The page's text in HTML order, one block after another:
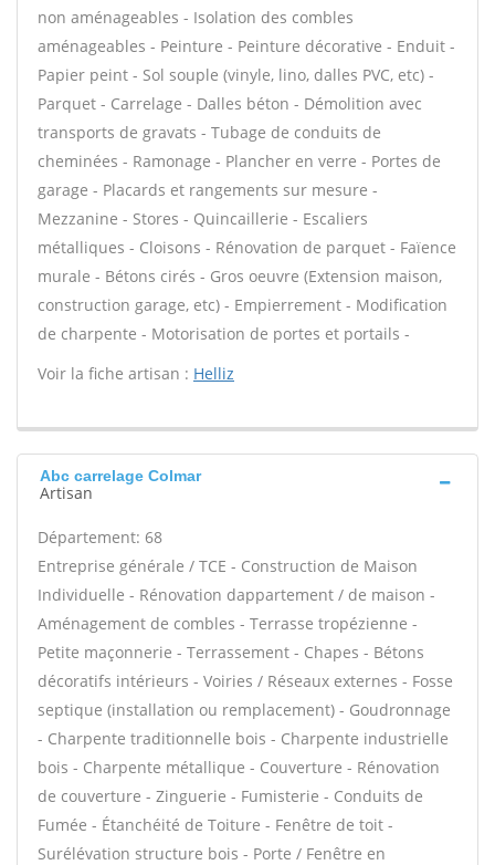
non aménageables - Isolation des combles
aménageables - Peinture - Peinture décorative - Enduit -
Papier peint - Sol souple (vinyle, lino, dalles PVC, etc) -
Parquet - Carrelage - Dalles béton - Démolition avec
transports de gravats - Tubage de conduits de
cheminées - Ramonage - Plancher en verre - Portes de
garage - Placards et rangements sur mesure -
Mezzanine - Stores - Quincaillerie - Escaliers
métalliques - Cloisons - Rénovation de parquet - Faïence
murale - Bétons cirés - Gros oeuvre (Extension maison,
construction garage, etc) - Empierrement - Modification
de charpente - Motorisation de portes et portails -
Voir la fiche artisan : Helliz
Abc carrelage Colmar
Artisan
Département: 68
Entreprise générale / TCE - Construction de Maison
Individuelle - Rénovation dappartement / de maison -
Aménagement de combles - Terrasse tropézienne -
Petite maçonnerie - Terrassement - Chapes - Bétons
décoratifs intérieurs - Voiries / Réseaux externes - Fosse
septique (installation ou remplacement) - Goudronnage
- Charpente traditionnelle bois - Charpente industrielle
bois - Charpente métallique - Couverture - Rénovation
de couverture - Zinguerie - Fumisterie - Conduits de
Fumée - Étanchéité de Toiture - Fenêtre de toit -
Surélévation structure bois - Porte / Fenêtre en